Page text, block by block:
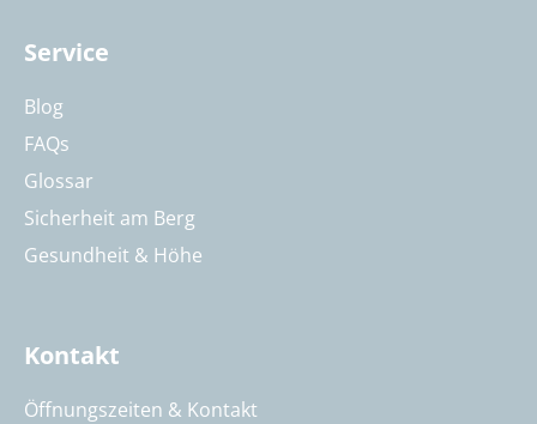
Service
Blog
FAQs
Glossar
Sicherheit am Berg
Gesundheit & Höhe
Kontakt
Öffnungszeiten & Kontakt